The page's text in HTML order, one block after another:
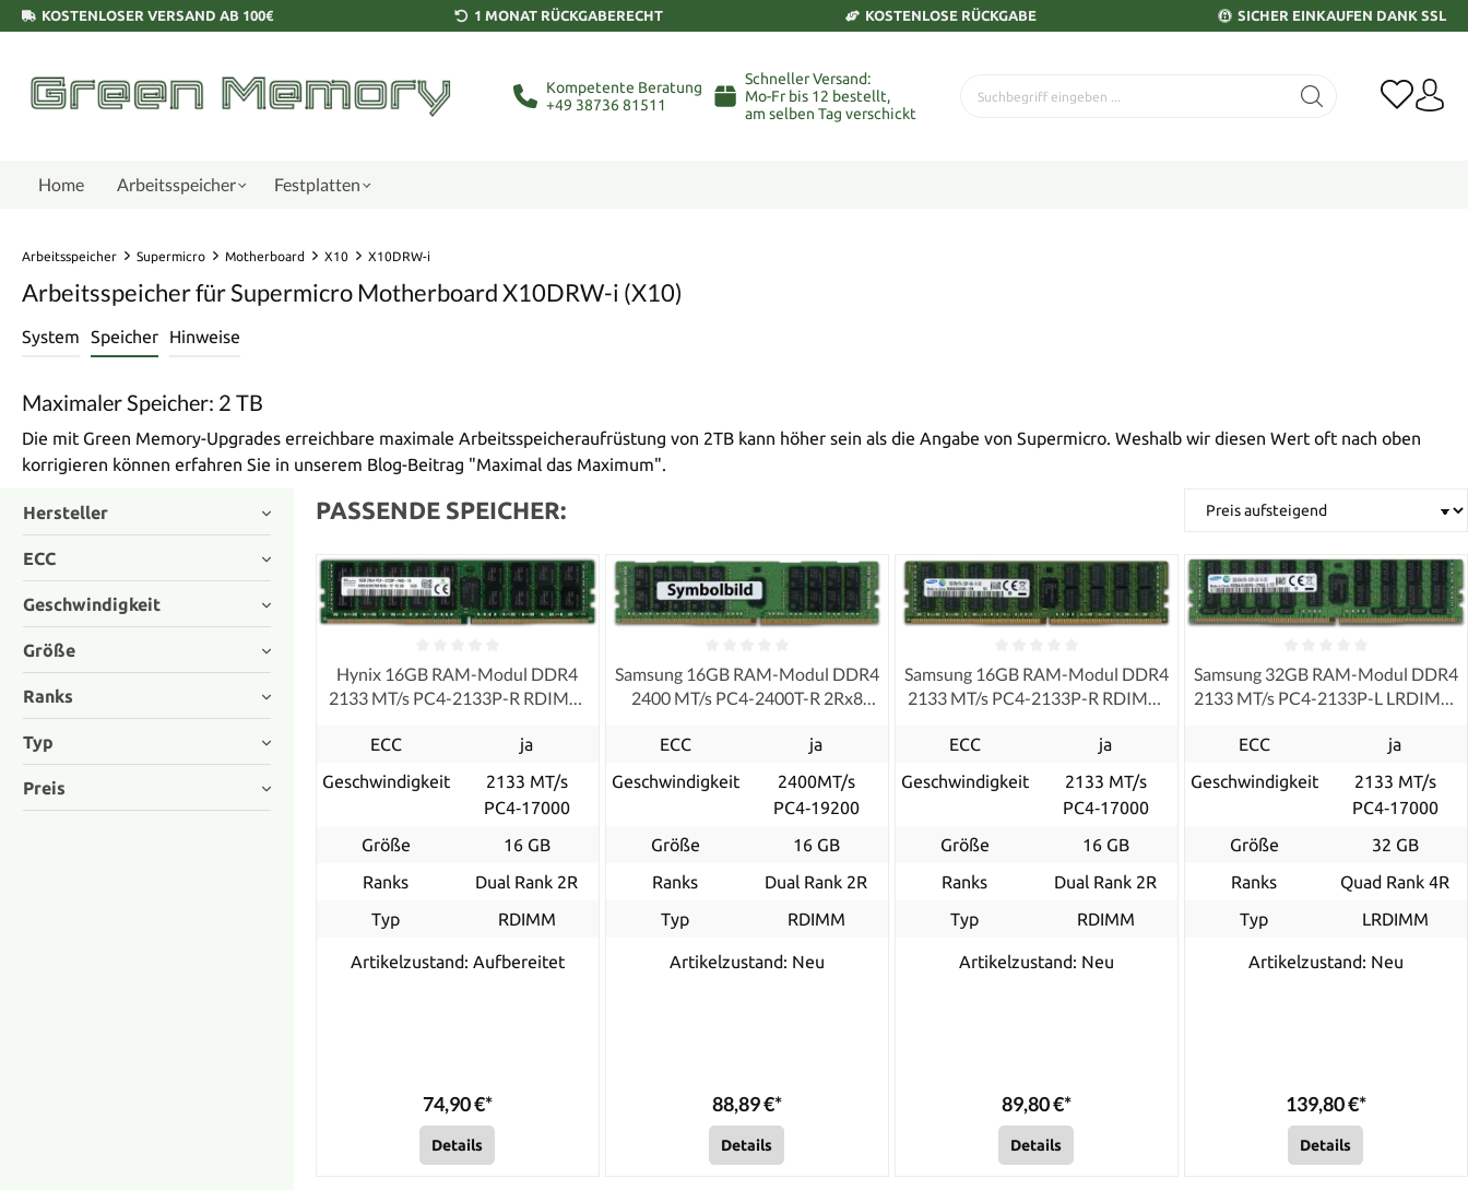
KOSTENLOSER VERSAND AB 100€ 1 MONAT RÜCKGABERECHT KOSTENLOSE RÜCKGABE SICHER EINKAUFEN DANK SSL
Kompetente Beratung
+49 38736 81511
Schneller Versand:
Mo-Fr bis 12 bestellt,
am selben Tag verschickt
Home Arbeitsspeicher Festplatten
Arbeitsspeicher Supermicro Motherboard X10 X10DRW-i
Arbeitsspeicher für Supermicro Motherboard X10DRW-i (X10)
System Speicher Hinweise
Maximaler Speicher: 2 TB
Die mit Green Memory-Upgrades erreichbare maximale Arbeitsspeicheraufrüstung von 2TB kann höher sein als die Angabe von Supermicro. Weshalb wir diesen Wert oft nach oben
korrigieren können erfahren Sie in unserem Blog-Beitrag "Maximal das Maximum".
Hersteller
ECC
Geschwindigkeit
Größe
Ranks
Typ
Preis
PASSENDE SPEICHER:
Hynix 16GB RAM-Modul DDR4
2133 MT/s PC4-2133P-R RDIMM
ECC
ja
Geschwindigkeit
2133 MT/s
PC4‑17000
Größe
16 GB
Ranks
Dual Rank 2R
Typ
RDIMM
Artikelzustand: Aufbereitet
74,90 €*
Details
Samsung 16GB RAM-Modul DDR4
2400 MT/s PC4-2400T-R 2Rx8
ECC
ja
Geschwindigkeit
2400MT/s
PC4‑19200
Größe
16 GB
Ranks
Dual Rank 2R
Typ
RDIMM
Artikelzustand: Neu
88,89 €*
Details
Samsung 16GB RAM-Modul DDR4
2133 MT/s PC4-2133P-R RDIMM
ECC
ja
Geschwindigkeit
2133 MT/s
PC4‑17000
Größe
16 GB
Ranks
Dual Rank 2R
Typ
RDIMM
Artikelzustand: Neu
89,80 €*
Details
Samsung 32GB RAM-Modul DDR4
2133 MT/s PC4-2133P-L LRDIMM
ECC
ja
Geschwindigkeit
2133 MT/s
PC4‑17000
Größe
32 GB
Ranks
Quad Rank 4R
Typ
LRDIMM
Artikelzustand: Neu
139,80 €*
Details